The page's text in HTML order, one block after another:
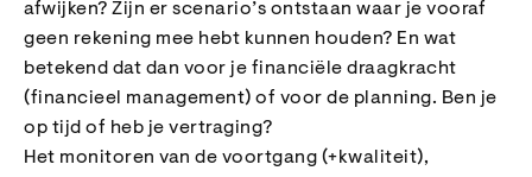
afwijken? Zijn er scenario’s ontstaan waar je vooraf
geen rekening mee hebt kunnen houden? En wat
betekend dat dan voor je financiële draagkracht
(financieel management) of voor de planning. Ben je
op tijd of heb je vertraging?
Het monitoren van de voortgang (+kwaliteit),